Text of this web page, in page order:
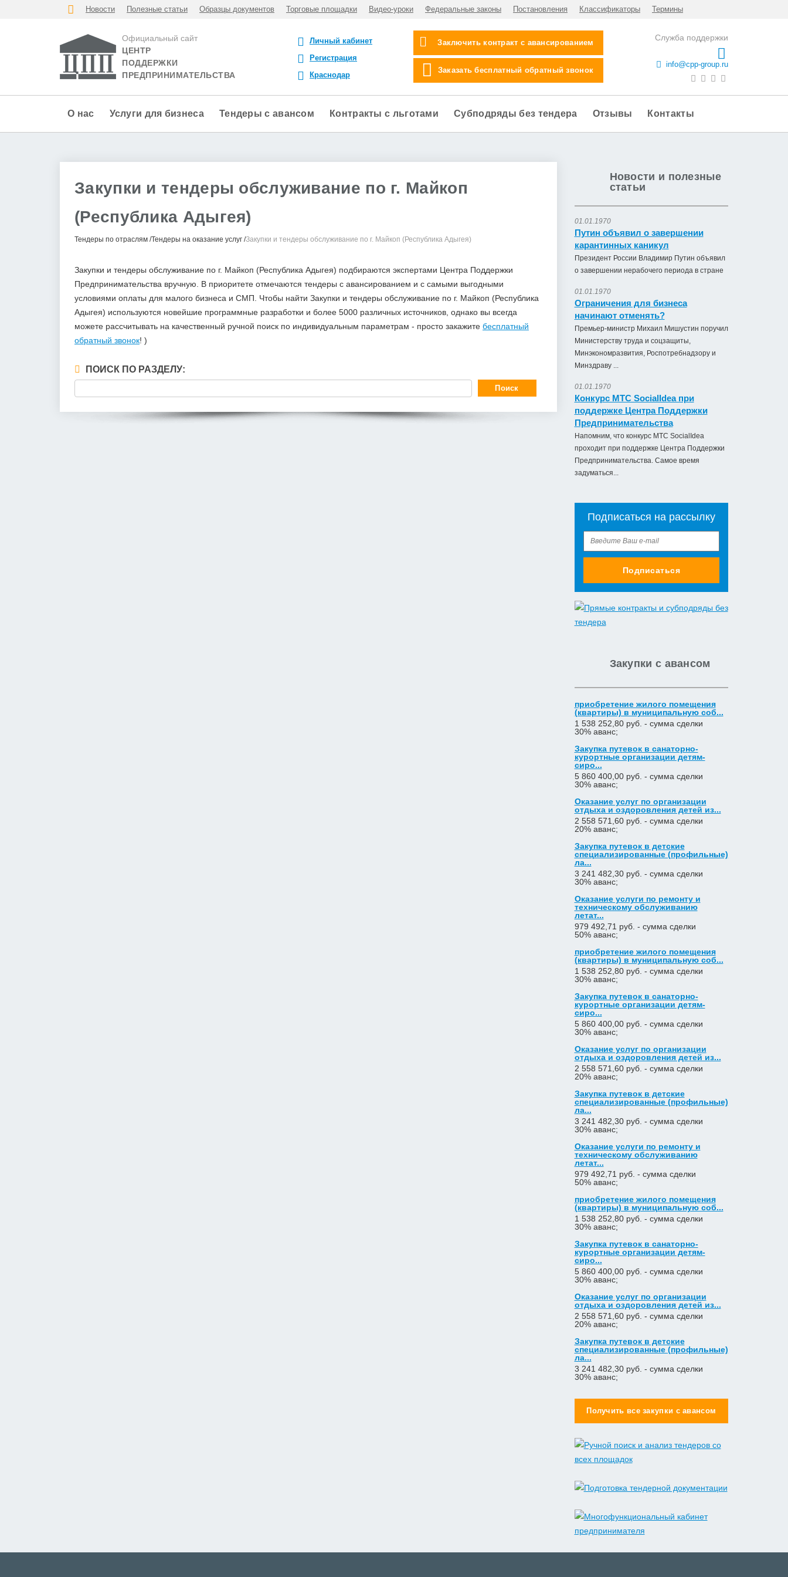
Новости Полезные статьи Образцы документов Торговые площадки Видео-уроки Федеральные законы Постановления Классификаторы Термины
Официальный сайт
ЦЕНТР
ПОДДЕРЖКИ
ПРЕДПРИНИМАТЕЛЬСТВА
Личный кабинет
Регистрация
Краснодар
Заключить контракт с авансированием
Заказать бесплатный обратный звонок
Служба поддержки
info@cpp-group.ru
О нас Услуги для бизнеса Тендеры с авансом Контракты с льготами Субподряды без тендера Отзывы Контакты
Закупки и тендеры обслуживание по г. Майкоп
(Республика Адыгея)
Тендеры по отраслям Тендеры на оказание услуг Закупки и тендеры обслуживание по г. Майкоп (Республика Адыгея)
Закупки и тендеры обслуживание по г. Майкоп (Республика Адыгея) подбираются экспертами Центра Поддержки
Предпринимательства вручную. В приоритете отмечаются тендеры с авансированием и с самыми выгодными
условиями оплаты для малого бизнеса и СМП. Чтобы найти Закупки и тендеры обслуживание по г. Майкоп (Республика
Адыгея) используются новейшие программные разработки и более 5000 различных источников, однако вы всегда
можете рассчитывать на качественный ручной поиск по индивидуальным параметрам - просто закажите бесплатный
обратный звонок! )
ПОИСК ПО РАЗДЕЛУ:
Новости и полезные
статьи
01.01.1970
Путин объявил о завершении
карантинных каникул
Президент России Владимир Путин объявил
о завершении нерабочего периода в стране
01.01.1970
Ограничения для бизнеса
начинают отменять?
Премьер-министр Михаил Мишустин поручил
Министерству труда и соцзащиты,
Минэкономразвития, Роспотребнадзору и
Минздраву ...
01.01.1970
Конкурс МТС SocialIdea при
поддержке Центра Поддержки
Предпринимательства
Напомним, что конкурс МТС SocialIdea
проходит при поддержке Центра Поддержки
Предпринимательства. Самое время
задуматься...
Подписаться на рассылку
Подписаться
Закупки с авансом
приобретение жилого помещения
(квартиры) в муниципальную соб...
1 538 252,80 руб. - сумма сделки
30% аванс;
Закупка путевок в санаторно-
курортные организации детям-
сиро...
5 860 400,00 руб. - сумма сделки
30% аванс;
Оказание услуг по организации
отдыха и оздоровления детей из...
2 558 571,60 руб. - сумма сделки
20% аванс;
Закупка путевок в детские
специализированные (профильные)
ла...
3 241 482,30 руб. - сумма сделки
30% аванс;
Оказание услуги по ремонту и
техническому обслуживанию
летат...
979 492,71 руб. - сумма сделки
50% аванс;
приобретение жилого помещения
(квартиры) в муниципальную соб...
1 538 252,80 руб. - сумма сделки
30% аванс;
Закупка путевок в санаторно-
курортные организации детям-
сиро...
5 860 400,00 руб. - сумма сделки
30% аванс;
Оказание услуг по организации
отдыха и оздоровления детей из...
2 558 571,60 руб. - сумма сделки
20% аванс;
Закупка путевок в детские
специализированные (профильные)
ла...
3 241 482,30 руб. - сумма сделки
30% аванс;
Оказание услуги по ремонту и
техническому обслуживанию
летат...
979 492,71 руб. - сумма сделки
50% аванс;
приобретение жилого помещения
(квартиры) в муниципальную соб...
1 538 252,80 руб. - сумма сделки
30% аванс;
Закупка путевок в санаторно-
курортные организации детям-
сиро...
5 860 400,00 руб. - сумма сделки
30% аванс;
Оказание услуг по организации
отдыха и оздоровления детей из...
2 558 571,60 руб. - сумма сделки
20% аванс;
Закупка путевок в детские
специализированные (профильные)
ла...
3 241 482,30 руб. - сумма сделки
30% аванс;
Получить все закупки с авансом